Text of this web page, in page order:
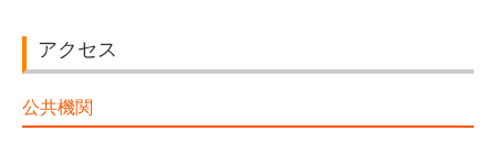
アクセス
公共機関